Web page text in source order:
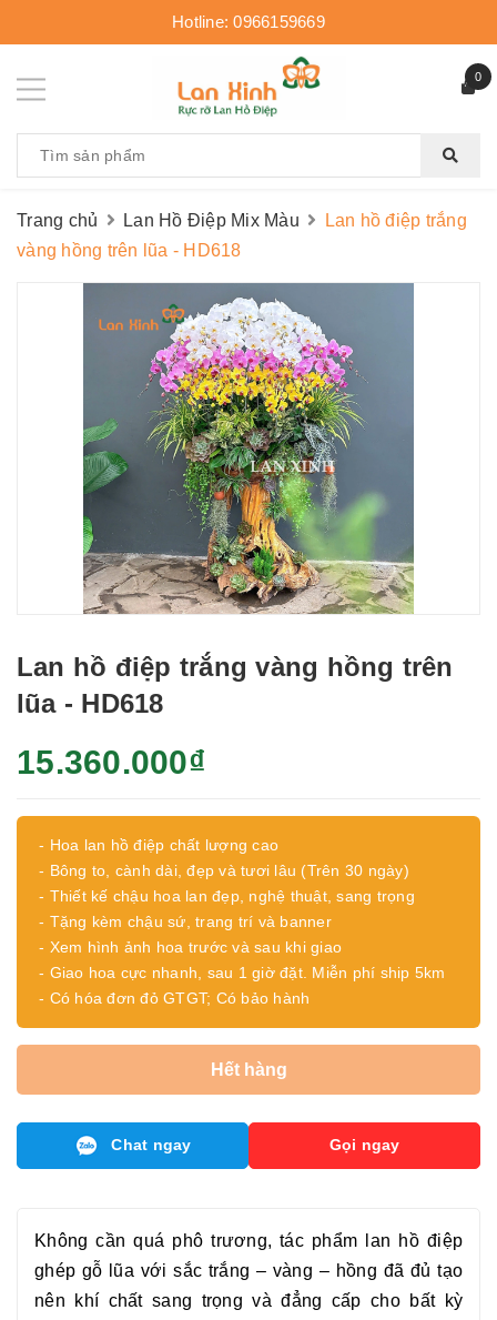
Hotline:0966159669
0
Trang chủ Lan Hồ Điệp Mix Màu
Lan hồ điệp trắng
vàng hồng trên lũa - HD618
Lan hồ điệp trắng vàng hồng trên
lũa - HD618
15.360.000₫
- Hoa lan hồ điệp chất lượng cao
- Bông to, cành dài, đẹp và tươi lâu (Trên 30 ngày)
- Thiết kế chậu hoa lan đẹp, nghệ thuật, sang trọng
- Tặng kèm chậu sứ, trang trí và banner
- Xem hình ảnh hoa trước và sau khi giao
- Giao hoa cực nhanh, sau 1 giờ đặt. Miễn phí ship 5km
- Có hóa đơn đỏ GTGT; Có bảo hành
Hết hàng
Chat ngay Gọi ngay
Không cần quá phô trương, tác phẩm
lan hồ điệp
ghép gỗ lũa với sắc trắng – vàng – hồng đã đủ tạo
nên khí chất sang trọng và đẳng cấp cho bất kỳ